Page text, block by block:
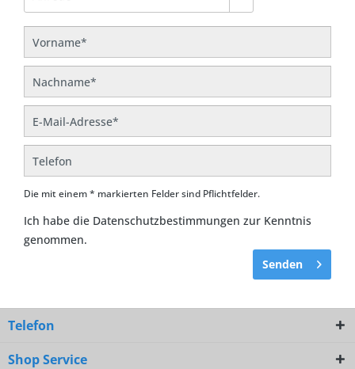
Die mit einem * markierten Felder sind Pflichtfelder.
Ich habe die Datenschutzbestimmungen zur Kenntnis
genommen.
Senden
Telefon
Shop Service